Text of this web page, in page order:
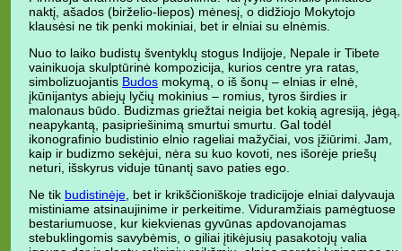
naktį, ašados (birželio-liepos) mėnesį, o didžiojo Mokytojo
klausėsi ne tik penki mokiniai, bet ir elniai su elnėmis.
Nuo to laiko budistų šventyklų stogus Indijoje, Nepale ir Tibete
vainikuoja skulptūrinė kompozicija, kurios centre yra ratas,
simbolizuojantis Budos mokymą, o iš šonų – elnias ir elnė,
įkūnijantys abiejų lyčių mokinius – romius, tyros širdies ir
malonaus būdo. Budizmas griežtai neigia bet kokią agresiją, jėgą,
neapykantą, pasipriešinimą smurtui smurtu. Gal todėl
ikonografinio budistinio elnio rageliai mažyčiai, vos įžiūrimi. Jam,
kaip ir budizmo sekėjui, nėra su kuo kovoti, nes išorėje priešų
neturi, išskyrus viduje tūnantį savo paties ego.
Ne tik budistinėje , bet ir krikščioniškoje tradicijoje elniai dalyvauja
mistiniame atsinaujinime ir perkeitime. Viduramžiais pamėgtuose
bestariumuose, kur kiekvienas gyvūnas apdovanojamas
stebuklingomis savybėmis, o giliai įtikėjusių pasakotojų valia